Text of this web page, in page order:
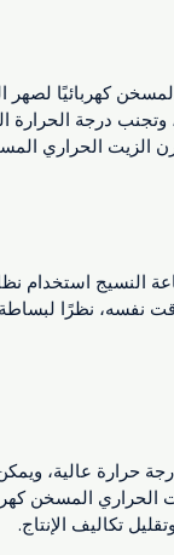
كهربائيًا لصهر
وتجنب درجة
الحراري
النسيج استخدام
نفسه، نظرًا
حرارة عالية،
الحراري المسخن
تكاليف الإنتاج.